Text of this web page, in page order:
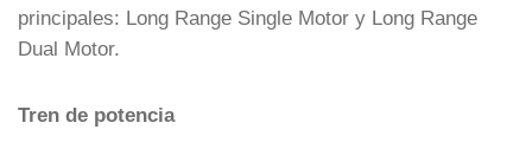
principales: Long Range Single Motor y Long Range
Dual Motor.
Tren de potencia